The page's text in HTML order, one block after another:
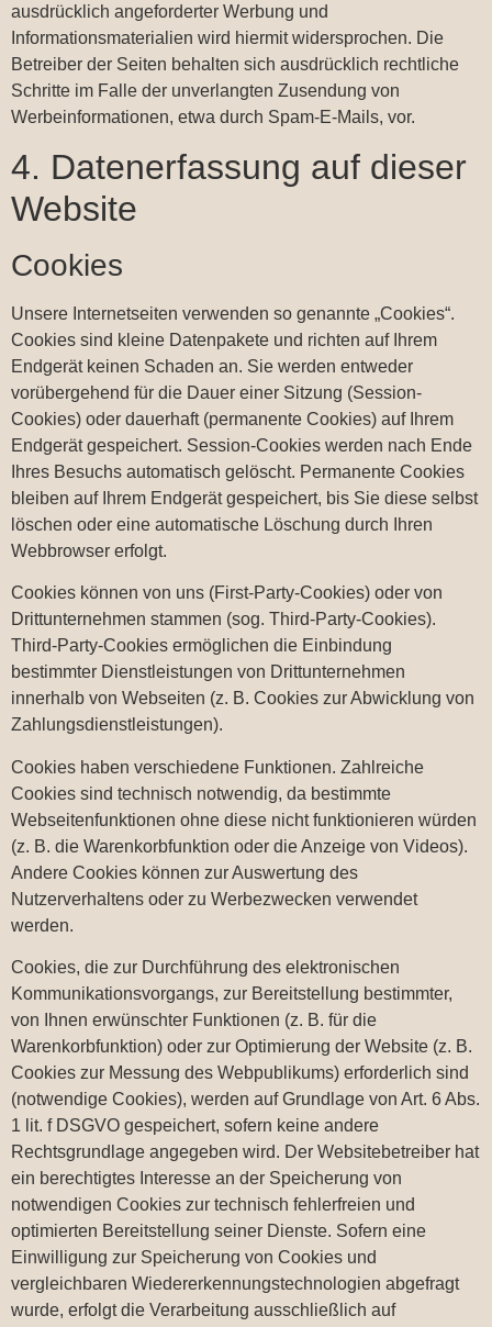
ausdrücklich angeforderter Werbung und
Informationsmaterialien wird hiermit widersprochen. Die
Betreiber der Seiten behalten sich ausdrücklich rechtliche
Schritte im Falle der unverlangten Zusendung von
Werbeinformationen, etwa durch Spam-E-Mails, vor.
4. Datenerfassung auf dieser
Website
Cookies
Unsere Internetseiten verwenden so genannte „Cookies“.
Cookies sind kleine Datenpakete und richten auf Ihrem
Endgerät keinen Schaden an. Sie werden entweder
vorübergehend für die Dauer einer Sitzung (Session-
Cookies) oder dauerhaft (permanente Cookies) auf Ihrem
Endgerät gespeichert. Session-Cookies werden nach Ende
Ihres Besuchs automatisch gelöscht. Permanente Cookies
bleiben auf Ihrem Endgerät gespeichert, bis Sie diese selbst
löschen oder eine automatische Löschung durch Ihren
Webbrowser erfolgt.
Cookies können von uns (First-Party-Cookies) oder von
Drittunternehmen stammen (sog. Third-Party-Cookies).
Third-Party-Cookies ermöglichen die Einbindung
bestimmter Dienstleistungen von Drittunternehmen
innerhalb von Webseiten (z. B. Cookies zur Abwicklung von
Zahlungsdienstleistungen).
Cookies haben verschiedene Funktionen. Zahlreiche
Cookies sind technisch notwendig, da bestimmte
Webseitenfunktionen ohne diese nicht funktionieren würden
(z. B. die Warenkorbfunktion oder die Anzeige von Videos).
Andere Cookies können zur Auswertung des
Nutzerverhaltens oder zu Werbezwecken verwendet
werden.
Cookies, die zur Durchführung des elektronischen
Kommunikationsvorgangs, zur Bereitstellung bestimmter,
von Ihnen erwünschter Funktionen (z. B. für die
Warenkorbfunktion) oder zur Optimierung der Website (z. B.
Cookies zur Messung des Webpublikums) erforderlich sind
(notwendige Cookies), werden auf Grundlage von Art. 6 Abs.
1 lit. f DSGVO gespeichert, sofern keine andere
Rechtsgrundlage angegeben wird. Der Websitebetreiber hat
ein berechtigtes Interesse an der Speicherung von
notwendigen Cookies zur technisch fehlerfreien und
optimierten Bereitstellung seiner Dienste. Sofern eine
Einwilligung zur Speicherung von Cookies und
vergleichbaren Wiedererkennungstechnologien abgefragt
wurde, erfolgt die Verarbeitung ausschließlich auf